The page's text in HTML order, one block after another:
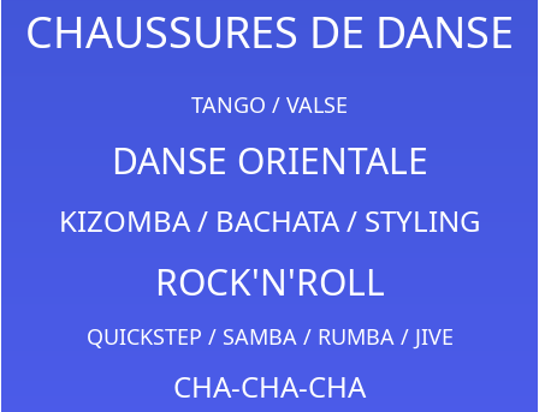
CHAUSSURES DE DANSE
TANGO / VALSE
DANSE ORIENTALE
KIZOMBA / BACHATA / STYLING
ROCK'N'ROLL
QUICKSTEP / SAMBA / RUMBA / JIVE
CHA-CHA-CHA